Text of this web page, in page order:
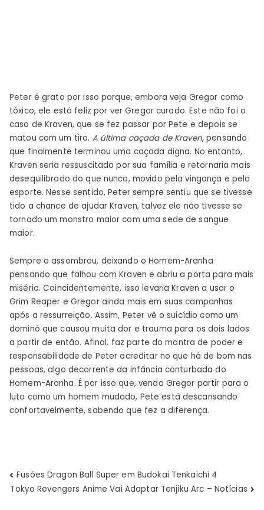
Peter é grato por isso porque, embora veja Gregor como
tóxico, ele está feliz por ver Gregor curado. Este não foi o
caso de Kraven, que se fez passar por Pete e depois se
matou com um tiro. A última caçada de Kraven, pensando
que finalmente terminou uma caçada digna. No entanto,
Kraven seria ressuscitado por sua família e retornaria mais
desequilibrado do que nunca, movido pela vingança e pelo
esporte. Nesse sentido, Peter sempre sentiu que se tivesse
tido a chance de ajudar Kraven, talvez ele não tivesse se
tornado um monstro maior com uma sede de sangue
maior.
Sempre o assombrou, deixando o Homem-Aranha
pensando que falhou com Kraven e abriu a porta para mais
miséria. Coincidentemente, isso levaria Kraven a usar o
Grim Reaper e Gregor ainda mais em suas campanhas
após a ressurreição. Assim, Peter vê o suicídio como um
dominó que causou muita dor e trauma para os dois lados
a partir de então. Afinal, faz parte do mantra de poder e
responsabilidade de Peter acreditar no que há de bom nas
pessoas, algo decorrente da infância conturbada do
Homem-Aranha. É por isso que, vendo Gregor partir para o
luto como um homem mudado, Pete está descansando
confortavelmente, sabendo que fez a diferença.
Navegação
Fusões Dragon Ball Super em Budokai Tenkaichi 4
Tokyo Revengers Anime Vai Adaptar Tenjiku Arc – Notícias